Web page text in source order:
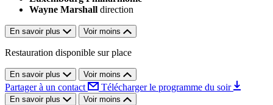
Wayne Marshall direction
En savoir plus Voir moins
Restauration disponible sur place
En savoir plus Voir moins
Partager à un contact Télécharger le programme du soir
En savoir plus Voir moins